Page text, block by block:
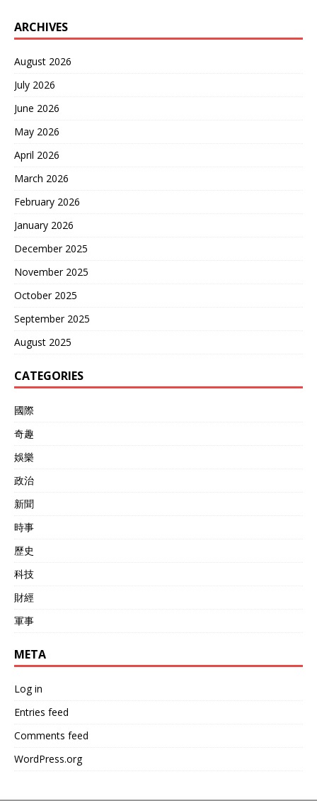
ARCHIVES
August 2026
July 2026
June 2026
May 2026
April 2026
March 2026
February 2026
January 2026
December 2025
November 2025
October 2025
September 2025
August 2025
CATEGORIES
國際
奇趣
娛樂
政治
新聞
時事
歷史
科技
財經
軍事
META
Log in
Entries feed
Comments feed
WordPress.org